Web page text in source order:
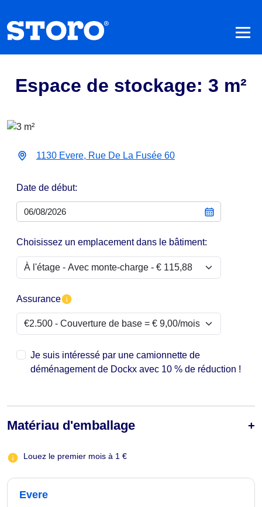
Espace de stockage: 3 m²
1130 Evere, Rue De La Fusée 60
Date de début:
Choisissez un emplacement dans le bâtiment:
Assurance
Je suis intéressé par une camionnette de
déménagement de Dockx avec 10 % de réduction !
Matériau d'emballage
Louez le premier mois à 1 €
Evere